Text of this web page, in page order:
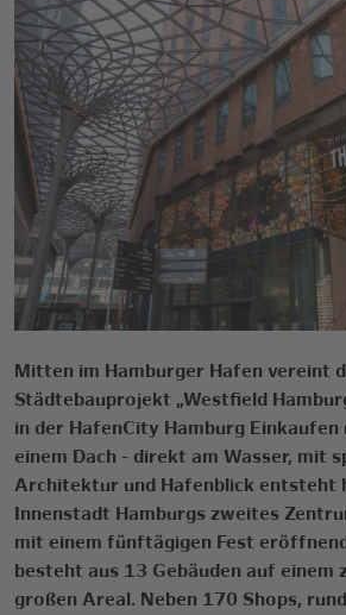
Mitten im Hamburger Hafen vereint
Städtebauprojekt „Westfield
in der HafenCity Hamburg Einkaufen
einem Dach - direkt am Wasser, mit
Architektur und Hafenblick entsteht
Innenstadt Hamburgs zweites
mit einem fünftägigen Fest
besteht aus 13 Gebäuden auf einem
großen Areal. Neben 170 Shops,